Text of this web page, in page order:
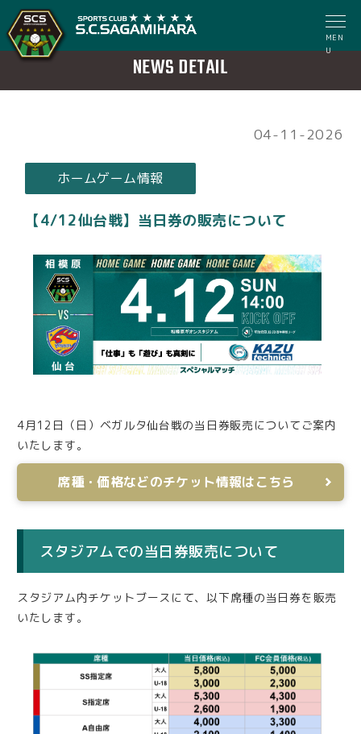
MEN
U
NEWS DETAIL
04-11-2026
ホームゲーム情報
【4/12仙台戦】当日券の販売について
4月12日（日）ベガルタ仙台戦の当日券販売についてご案内
いたします。
席種・価格などのチケット情報はこちら
スタジアムでの当日券販売について
スタジアム内チケットブースにて、以下席種の当日券を販売
いたします。